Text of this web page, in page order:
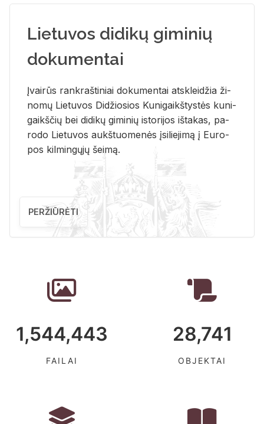
Lietuvos didikų giminių
dokumentai
Įvai­rūs rank­raš­ti­niai do­ku­men­tai at­sklei­džia ži­
no­mų Lie­tu­vos Di­džio­sios Ku­ni­gaikš­tys­tės ku­ni­
gaikš­čių bei di­di­kų gi­mi­nių is­to­ri­jos iš­ta­kas, pa­
ro­do Lie­tu­vos aukš­tuo­me­nės įsi­lie­ji­mą į Eu­ro­
pos kil­min­gų­jų šei­mą.
PERŽIŪRĖTI
1,544,443
FAILAI
28,741
OBJEKTAI